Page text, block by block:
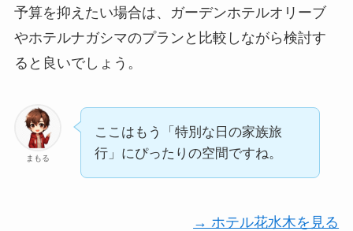
予算を抑えたい場合は、ガーデンホテルオリーブ
やホテルナガシマのプランと比較しながら検討す
ると良いでしょう。
まもる
ここはもう「特別な日の家族旅
行」にぴったりの空間ですね。
→ ホテル花水木を見る